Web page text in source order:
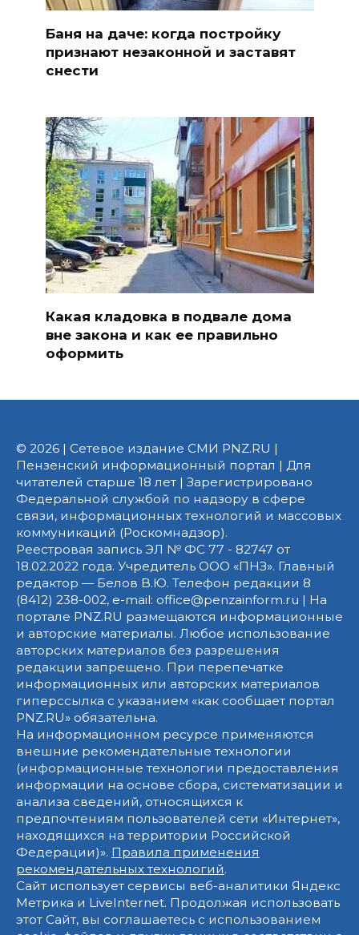
Баня на даче: когда постройку
признают незаконной и заставят
снести
Какая кладовка в подвале дома
вне закона и как ее правильно
оформить
© 2026 | Сетевое издание СМИ PNZ.RU |
Пензенский информационный портал | Для
читателей старше 18 лет | Зарегистрировано
Федеральной службой по надзору в сфере
связи, информационных технологий и массовых
коммуникаций (Роскомнадзор).
Реестровая запись ЭЛ № ФС 77 - 82747 от
18.02.2022 года. Учредитель ООО «ПНЗ». Главный
редактор — Белов В.Ю. Телефон редакции 8
(8412) 238-002, e-mail: office@penzainform.ru | На
портале PNZ.RU размещаются информационные
и авторские материалы. Любое использование
авторских материалов без разрешения
редакции запрещено. При перепечатке
информационных или авторских материалов
гиперссылка с указанием «как сообщает портал
PNZ.RU» обязательна.
На информационном ресурсе применяются
внешние рекомендательные технологии
(информационные технологии предоставления
информации на основе сбора, систематизации и
анализа сведений, относящихся к
предпочтениям пользователей сети «Интернет»,
находящихся на территории Российской
Федерации)». Правила применения
рекомендательных технологий.
Сайт использует сервисы веб-аналитики Яндекс
Метрика и LiveInternet. Продолжая использовать
этот Сайт, вы соглашаетесь с использованием